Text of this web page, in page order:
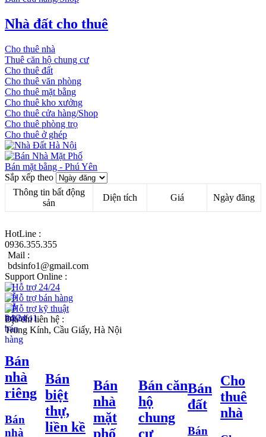
Nhà đất cho thuê
Cho thuê nhà
Thuê căn hộ chung cư
Cho thuê đất
Cho thuê văn phòng
Cho thuê mặt bằng
Cho thuê kho xưởng
Cho thuê cửa hàng/Shop
Cho thuê phòng trọ
Cho thuê ở ghép
Bán mặt bằng - Phú Yên
Sắp xếp theo
Thông tin bất động
sản
Diện tích Giá Ngày đăng
HotLine :
0936.355.355
Mail :
bdsinfo1@gmail.com
Support Online :
Hỗ trợ 24/24
Hỗ trợ bán hàng
Hỗ trợ kỹ thuật
Địa chỉ liên hệ :
Trung Kính, Cầu Giấy, Hà Nội
Bán
nhà
riêng
Bán
nhà
Bán
biệt
thự,
liền kề
Bán
nhà
mặt
phố
Bán căn
hộ
chung
cư
Bán
đất
Bán
Cho
thuê
nhà